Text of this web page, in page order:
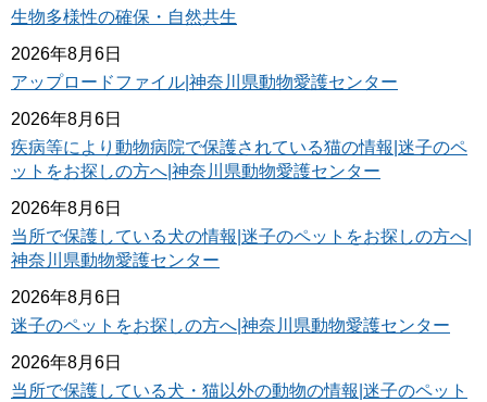
生物多様性の確保・自然共生
2026年8月6日
アップロードファイル|神奈川県動物愛護センター
2026年8月6日
疾病等により動物病院で保護されている猫の情報|迷子のペ
ットをお探しの方へ|神奈川県動物愛護センター
2026年8月6日
当所で保護している犬の情報|迷子のペットをお探しの方へ|
神奈川県動物愛護センター
2026年8月6日
迷子のペットをお探しの方へ|神奈川県動物愛護センター
2026年8月6日
当所で保護している犬・猫以外の動物の情報|迷子のペット